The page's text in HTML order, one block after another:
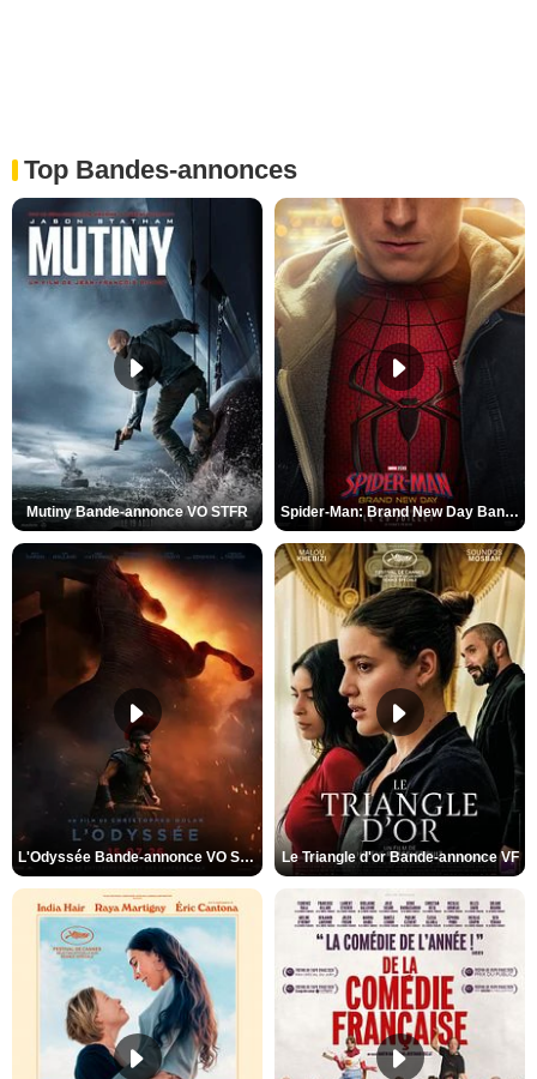
Top Bandes-annonces
Mutiny Bande-annonce VO STFR Spider-Man: Brand New Day Bande-annonce VO STFR
L'Odyssée Bande-annonce VO STFR Le Triangle d'or Bande-annonce VF